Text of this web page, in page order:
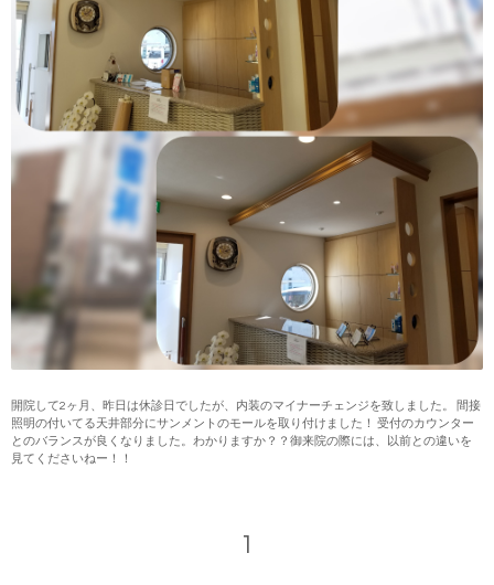
開院して2ヶ月、昨日は休診日でしたが、内装のマイナーチェンジを致しました。 間接
照明の付いてる天井部分にサンメントのモールを取り付けました！ 受付のカウンター
とのバランスが良くなりました。わかりますか？？御来院の際には、以前との違いを
見てくださいねー！！
1